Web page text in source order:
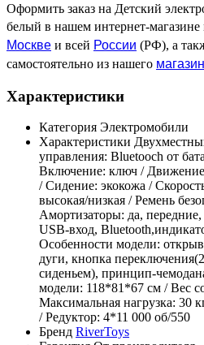
Оформить заказ на Детский
белый в нашем интернет-магазине
Москве и всей России (РФ), а
самостоятельно из нашего
Характеристики
Категория Электромобили
Характеристики
управления: Bluetooch от
Включение: ключ /
/ Сидение: экокожа /
высокая/низкая / Ремень
Амортизаторы: да,
USB-вход,
Особенности модели:
дуги, кнопка
сиденьем), принцип-
модели: 118*81*67 см / Вес
Максимальная нагрузка: 30
/ Редуктор: 4*11 000 об/550
Бренд RiverToys